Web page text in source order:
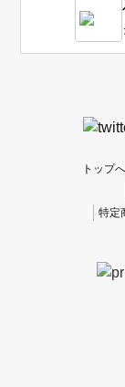
い
トップへ
特定